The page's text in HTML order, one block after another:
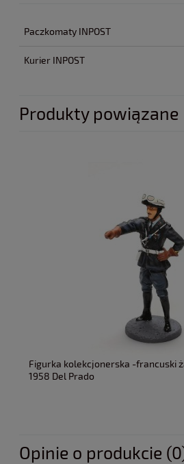
Paczkomaty INPOST
Kurier INPOST
Produkty powiązane
Figurka kolekcjonerska -francuski
1958 Del Prado
Opinie o produkcie